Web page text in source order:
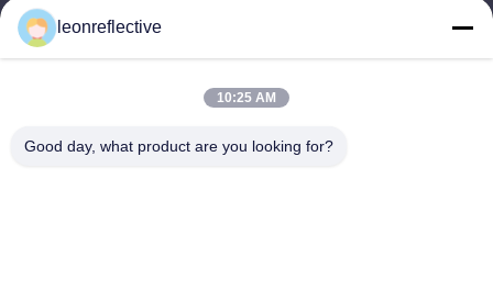
9:00-18:00
عنواننا
التكنولوجيا العالية، هيفي، أنهوي، الصين
leonreflective
10:25 AM
Good day, what product are you looking for?